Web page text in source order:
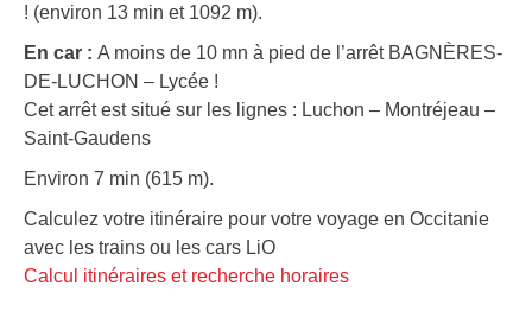
! (environ 13 min et 1092 m).
En car : A moins de 10 mn à pied de l’arrêt BAGNÈRES-
DE-LUCHON – Lycée !
Cet arrêt est situé sur les lignes : Luchon – Montréjeau –
Saint-Gaudens
Environ 7 min (615 m).
Calculez votre itinéraire pour votre voyage en Occitanie
avec les trains ou les cars LiO
Calcul itinéraires et recherche horaires